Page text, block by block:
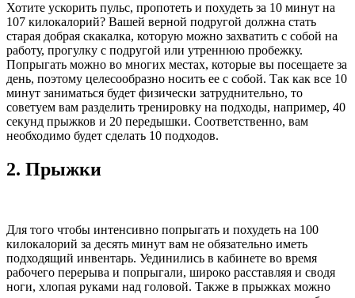
Хотите ускорить пульс, пропотеть и похудеть за 10 минут на
107 килокалорий? Вашей верной подругой должна стать
старая добрая скакалка, которую можно захватить с собой на
работу, прогулку с подругой или утреннюю пробежку.
Попрыгать можно во многих местах, которые вы посещаете за
день, поэтому целесообразно носить ее с собой. Так как все 10
минут заниматься будет физически затруднительно, то
советуем вам разделить тренировку на подходы, например, 40
секунд прыжков и 20 передышки. Соответственно, вам
необходимо будет сделать 10 подходов.
2. Прыжки
Для того чтобы интенсивно попрыгать и похудеть на 100
килокалорий за десять минут вам не обязательно иметь
подходящий инвентарь. Уединились в кабинете во время
рабочего перерыва и попрыгали, широко расставляя и сводя
ноги, хлопая руками над головой. Также в прыжках можно